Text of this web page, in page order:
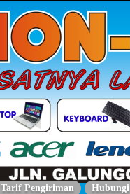
Tarif Pengiriman